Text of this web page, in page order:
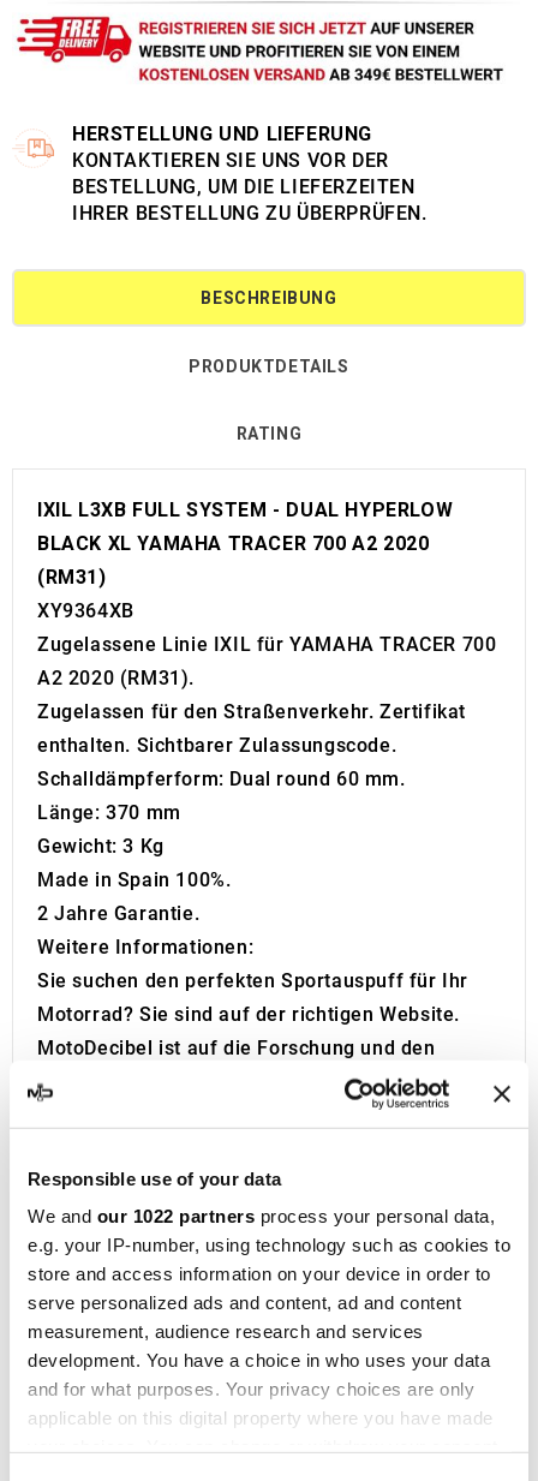
Responsible use of your data
We and our 1022 partners process your personal data,
e.g. your IP-number, using technology such as cookies to
store and access information on your device in order to
serve personalized ads and content, ad and content
measurement, audience research and services
development. You have a choice in who uses your data
and for what purposes. Your privacy choices are only
applicable on this digital property where you have made
HERSTELLUNG UND LIEFERUNG
KONTAKTIEREN SIE UNS VOR DER
BESTELLUNG, UM DIE LIEFERZEITEN
IHRER BESTELLUNG ZU ÜBERPRÜFEN.
BESCHREIBUNG
PRODUKTDETAILS
RATING
IXIL L3XB FULL SYSTEM - DUAL HYPERLOW
BLACK XL YAMAHA TRACER 700 A2 2020
(RM31)
XY9364XB
Zugelassene Linie IXIL für YAMAHA TRACER 700
A2 2020 (RM31).
Zugelassen für den Straßenverkehr. Zertifikat
enthalten. Sichtbarer Zulassungscode.
Schalldämpferform: Dual round 60 mm.
Länge: 370 mm
Gewicht: 3 Kg
Made in Spain 100%.
2 Jahre Garantie.
Weitere Informationen:
Sie suchen den perfekten Sportauspuff für Ihr
Motorrad? Sie sind auf der richtigen Website.
MotoDecibel ist auf die Forschung und den
Wiederverkauf der besten Sportauspuffe,
Schalldämpfer, und Krümmer für Motorräder
Schalldämpfer oder Auspuff Ihres Motorrads?
Kontaktiere uns!
IXILwurde 1955 in Barcelona gegründet und ist
heute eine konsolidierte Marke im
Motorradrennsport, die bei mehr als 40 Händlern
auf fünf Kontinenten vertreten ist. Mit über
fünfzig Jahren Erfahrung entwickelt das
UnternehmenAuspuffanlagen und
Schalldämpferfür eine breite Palette von